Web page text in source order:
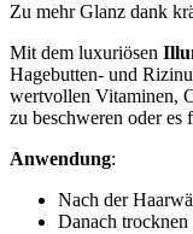
Zu mehr Glanz dank
Mit dem luxuriösen
Hagebutten- und
wertvollen Vitaminen,
zu beschweren oder es
Anwendung:
Nach der
Danach trocknen